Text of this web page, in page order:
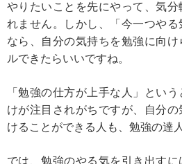
やりたいことを先にやって、気
れません。しかし、「今一つや
なら、自分の気持ちを勉強に向
ルできたらいいですね。
「勉強の仕方が上手な人」とい
けが注目されがちですが、自分
けることができる人も、勉強の達
では、勉強のやる気を引き出す